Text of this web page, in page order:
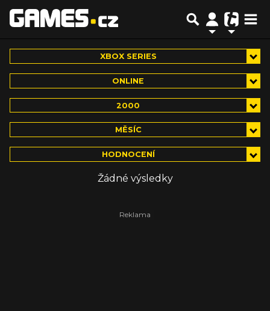
XBOX SERIES
ONLINE
2000
MĚSÍC
HODNOCENÍ
Žádné výsledky